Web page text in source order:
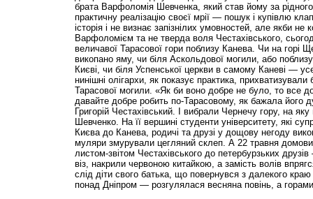
брата Варфоломія Шевченка, який став йому за
практичну реалізацію своєї мрії — пошук і купівлю
історія і не визнає запізнілих умовностей, але якби не
Варфоломієм та не тверда воля Честахівського,
величавої Тарасової гори поблизу Канева. Чи на горі
викопано яму, чи біля Аскольдової могили, або
Києві, чи біля Успенської церкви в самому Каневі —
нинішні олігархи, як показує практика,
Тарасової могили. «Як би воно добре не було, то все
давайте добре робить по-Тарасовому, як бажала його
Григорій Честахівський. І вибрали Чернечу гору, на
Шевченко. На її вершині студенти університету, які
Києва до Канева, родичі та друзі у дощову негоду
муляри змурували цегляний склеп. А 22 травня
листом-звітом Честахівського до петербурзьких
віз, накрили червоною китайкою, а замість волів
слід діти свого батька, що повернувся з далекого
понад Дніпром — розгулялася весняна повінь, а